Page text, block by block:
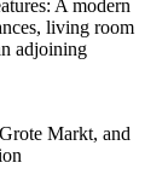
A modern
living room
adjoining
Markt, and